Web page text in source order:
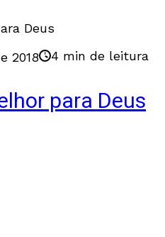
2018 4 min de leitura
para Deus